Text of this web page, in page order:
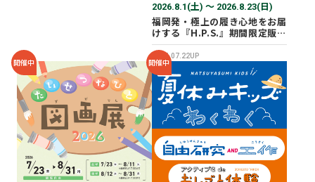
2026.8.1(土) 〜 2026.8.23(日)
福岡発・極上の履き心地をお届
けする『H.P.S.』期間限定販売
会を開催✨
2026.07.22UP
開催中 開催中